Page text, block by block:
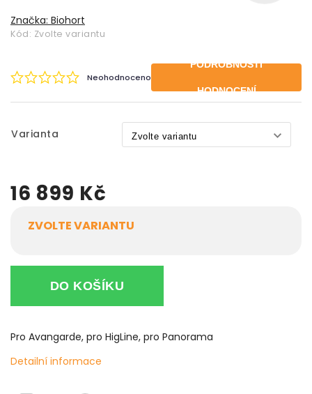
Značka: Biohort
Kód: Zvolte variantu
Neohodnoceno
PODROBNOSTI
HODNOCENÍ
Varianta
16 899 Kč
ZVOLTE VARIANTU
DO KOŠÍKU
Pro Avangarde, pro HigLine, pro Panorama
Detailní informace